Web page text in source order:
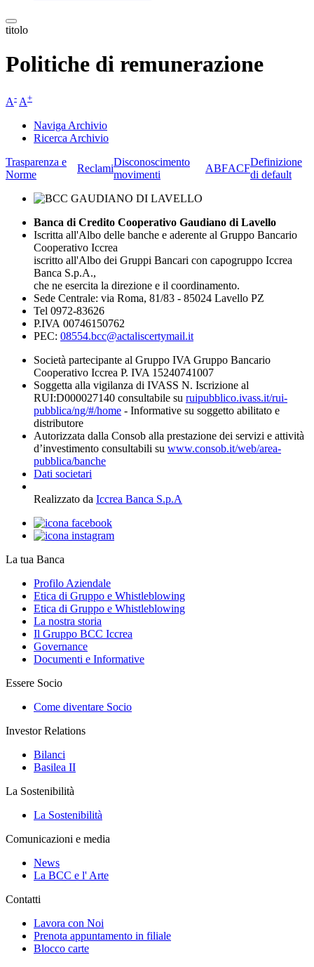
titolo
Politiche di remunerazione
A- A+
Naviga Archivio
Ricerca Archivio
Trasparenza e
Norme
Reclami
Disconoscimento
movimenti
ABFACF
Definizione
di default
Banca di Credito Cooperativo Gaudiano di Lavello
Iscritta all'Albo delle banche e aderente al Gruppo Bancario
Cooperativo Iccrea
iscritto all'Albo dei Gruppi Bancari con capogruppo Iccrea
Banca S.p.A.,
che ne esercita la direzione e il coordinamento.
Sede Centrale: via Roma, 81/83 - 85024 Lavello PZ
Tel 0972-83626
P.IVA 00746150762
PEC: 08554.bcc@actaliscertymail.it
Società partecipante al Gruppo IVA Gruppo Bancario
Cooperativo Iccrea P. IVA 15240741007
Soggetta alla vigilanza di IVASS N. Iscrizione al
RUI:D000027140 consultabile su ruipubblico.ivass.it/rui-
pubblica/ng/#/home - Informative su soggetto abilitato e
distributore
Autorizzata dalla Consob alla prestazione dei servizi e attività
d’investimento consultabili su www.consob.it/web/area-
pubblica/banche
Dati societari
Realizzato da Iccrea Banca S.p.A
La tua Banca
Profilo Aziendale
Etica di Gruppo e Whistleblowing
Etica di Gruppo e Whistleblowing
La nostra storia
Il Gruppo BCC Iccrea
Governance
Documenti e Informative
Essere Socio
Come diventare Socio
Investor Relations
Bilanci
Basilea II
La Sostenibilità
La Sostenibilità
Comunicazioni e media
News
La BCC e l' Arte
Contatti
Lavora con Noi
Prenota appuntamento in filiale
Blocco carte